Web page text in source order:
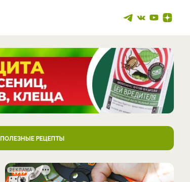
ПОЛЕЗНЫЕ РЕЦЕПТЫ
РЕКЛАМА